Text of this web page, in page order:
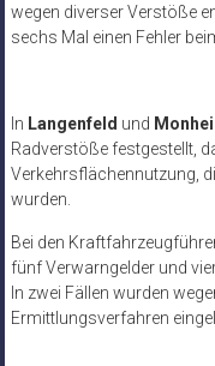
wegen diverser Verstöße
sechs Mal einen Fehler
In Langenfeld und
Radverstöße festgestellt,
Verkehrsflächennutzung,
wurden.
Bei den
fünf Verwarngelder und
In zwei Fällen wurden
Ermittlungsverfahren